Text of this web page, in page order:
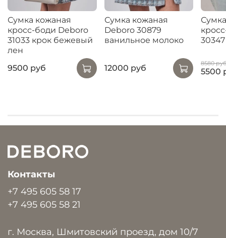
Сумка кожаная
кросс-боди Deboro
31033 крок бежевый
лен
9500 руб
Сумка кожаная
Deboro 30879
ванильное молоко
12000 руб 8580 руб
5500
Контакты
+7 495 605 58 17
+7 495 605 58 21
г. Москва, Шмитовский проезд, дом 10/7